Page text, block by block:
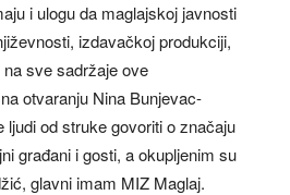
i ulogu da maglajskoj javnosti
izdavačkoj produkciji,
sve sadržaje ove
otvaranju Nina Bunjevac-
od struke govoriti o značaju
građani i gosti, a okupljenim su
glavni imam MIZ Maglaj.